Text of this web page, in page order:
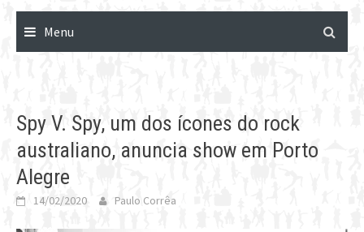
Menu
Spy V. Spy, um dos ícones do rock
australiano, anuncia show em Porto
Alegre
14/02/2020 Paulo Corrêa